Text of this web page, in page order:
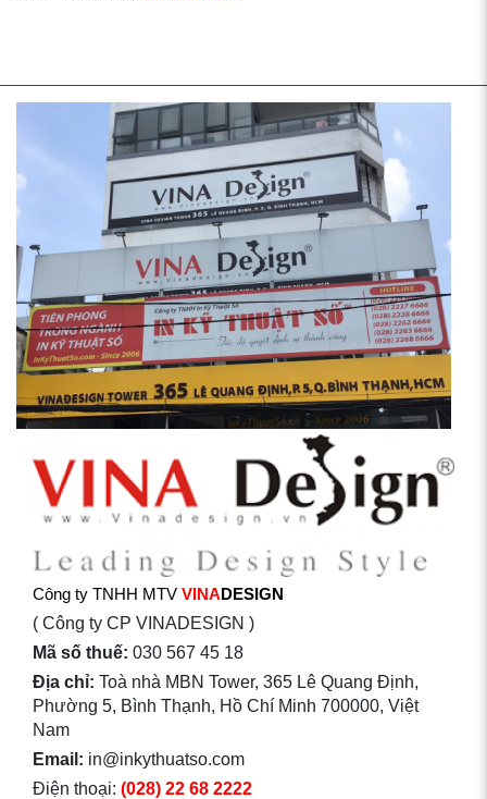
Công ty TNHH MTV VINADESIGN
( Công ty CP VINADESIGN )
Mã số thuế: 030 567 45 18
Địa chỉ: Toà nhà MBN Tower, 365 Lê Quang Định,
Phường 5, Bình Thạnh, Hồ Chí Minh 700000, Việt
Nam
Email: in@inkythuatso.com
Điện thoại: (028) 22 68 2222